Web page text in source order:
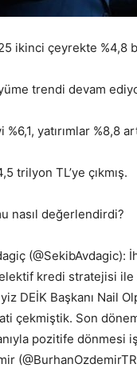
ikinci çeyrekte %4,8
trendi devam
yatırımlar %8,8
trilyon TL’ye çıkmış.
nasıl değerlendirdi?
(@SekibAvdagic):
kredi stratejisi
DEİK Başkanı Nail
çekmiştik. Son
pozitife dönmesi